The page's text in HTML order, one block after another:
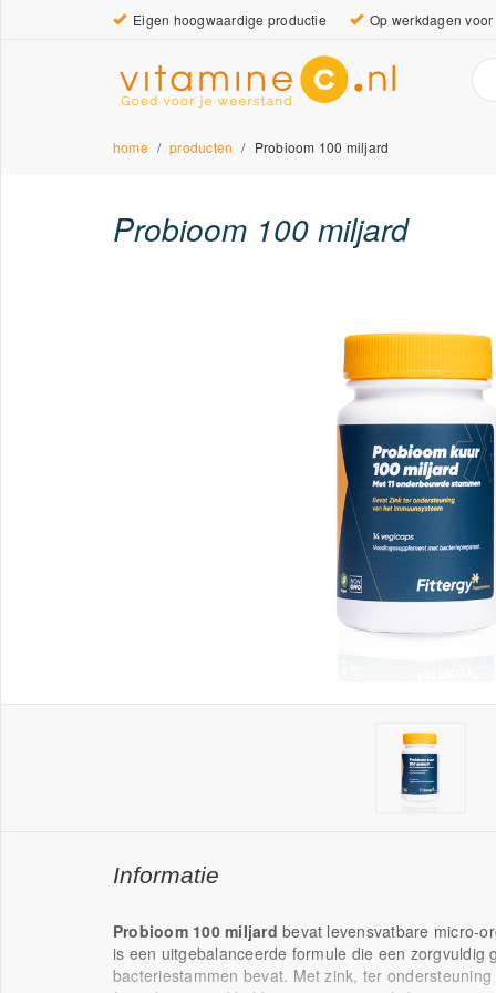
Eigen hoogwaardige productie Op werkdagen
home producten Probioom 100 miljard
Probioom 100 miljard
Informatie
Probioom 100 miljard bevat levensvatbare micro-
is een uitgebalanceerde formule die een zorgvuldig
bacteriestammen bevat. Met zink, ter